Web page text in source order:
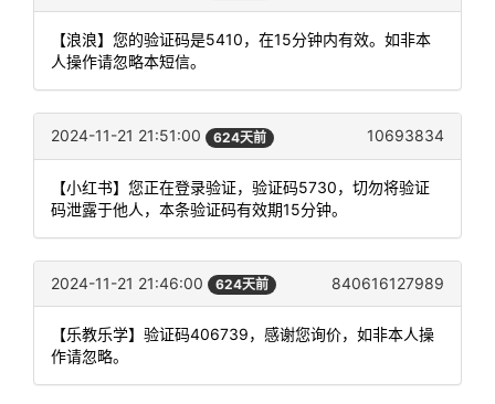
【浪浪】您的验证码是5410，在15分钟内有效。如非本
人操作请忽略本短信。
2024-11-21 21:51:00 624天前 10693834
【小红书】您正在登录验证，验证码5730，切勿将验证
码泄露于他人，本条验证码有效期15分钟。
2024-11-21 21:46:00 624天前 840616127989
【乐教乐学】验证码406739，感谢您询价，如非本人操
作请忽略。